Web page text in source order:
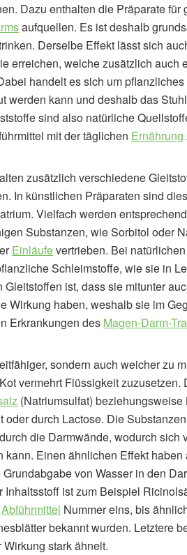
Dazu enthalten die Präparate
aufquellen. Es ist deshalb
Derselbe Effekt lässt sich
erreichen, welche zusätzlich auch
handelt es sich um
werden kann und deshalb das
sind also natürliche
mit der täglichen Ernährung
zusätzlich verschiedene
In künstlichen Präparaten sind
Vielfach werden
Substanzen, wie Sorbitol oder
Einläufevertrieben. Bei
Schleimstoffe, wie sie in
ist, dass sie mitunter
Wirkung haben, weshalb sie im
Erkrankungen des Magen-Darm-
sondern auch weicher zu
vermehrt Flüssigkeit
(Natriumsulfat)
durch Lactose. Die
die Darmwände, wodurch sich
kann. Einen ähnlichen Effekt
von Wasser in den
Inhaltsstoff ist zum Beispiel
Abführmittel Nummer eins, bis
bekannt wurden. Letztere
stark ähnelt.